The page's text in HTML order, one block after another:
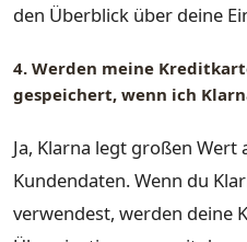
den Überblick über deine
4. Werden meine
gespeichert, wenn ich
Ja, Klarna legt großen
Kundendaten. Wenn du
verwendest, werden deine